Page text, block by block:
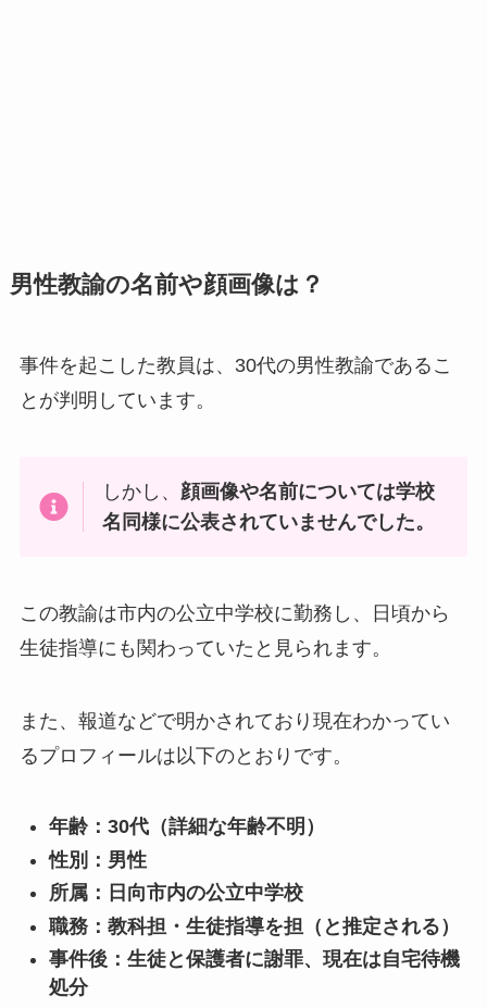
男性教諭の名前や顔画像は？
事件を起こした教員は、30代の男性教諭であるこ
とが判明しています。
しかし、 顔画像や名前については学校
名同様に公表されていませんでした。
この教諭は市内の公立中学校に勤務し、日頃から
生徒指導にも関わっていたと見られます。
また、報道などで明かされており現在わかってい
るプロフィールは以下のとおりです。
年齢：30代（詳細な年齢不明）
性別：男性
所属：日向市内の公立中学校
職務：教科担・生徒指導を担（と推定される）
事件後：生徒と保護者に謝罪、現在は自宅待機
処分